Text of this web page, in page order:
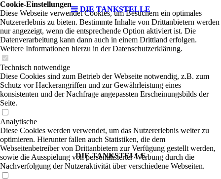
DIE TANKSTELLE
DIE TANKSTELLE
Cookie-Einstellungen
Diese Webseite verwendet Cookies, um Besuchern ein optimales
Nutzererlebnis zu bieten. Bestimmte Inhalte von Drittanbietern werden
nur angezeigt, wenn die entsprechende Option aktiviert ist. Die
Datenverarbeitung kann dann auch in einem Drittland erfolgen.
Weitere Informationen hierzu in der Datenschutzerklärung.
Technisch notwendige
Diese Cookies sind zum Betrieb der Webseite notwendig, z.B. zum
Schutz vor Hackerangriffen und zur Gewährleistung eines
konsistenten und der Nachfrage angepassten Erscheinungsbilds der
Seite.
Analytische
Diese Cookies werden verwendet, um das Nutzererlebnis weiter zu
optimieren. Hierunter fallen auch Statistiken, die dem
Webseitenbetreiber von Drittanbietern zur Verfügung gestellt werden,
sowie die Ausspielung von personalisierter Werbung durch die
Nachverfolgung der Nutzeraktivität über verschiedene Webseiten.